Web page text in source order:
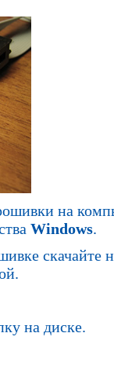
на
Windows.
скачайте
на диске.